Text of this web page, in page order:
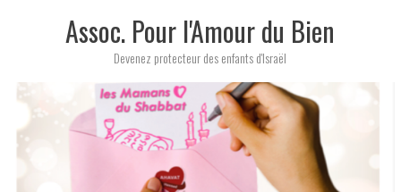
Assoc. Pour l'Amour du Bien
Devenez protecteur des enfants d'Israël